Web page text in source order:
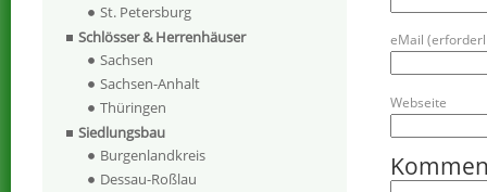
eMail
Webseite
St. Petersburg
Schlösser & Herrenhäuser
Sachsen
Sachsen-Anhalt
Thüringen
Siedlungsbau
Burgenlandkreis
Dessau-Roßlau